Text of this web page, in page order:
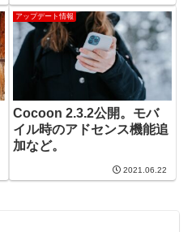
アップデート情報
Cocoon 2.3.2公開。モバ
イル時のアドセンス機能追
加など。
2021.06.22